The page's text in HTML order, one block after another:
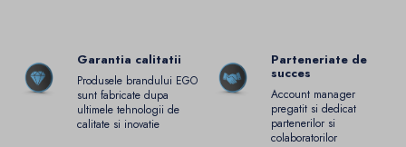
Garantia calitatii
Produsele brandului EGO
sunt fabricate dupa
ultimele tehnologii de
calitate si inovatie
Parteneriate de
succes
Account manager
pregatit si dedicat
partenerilor si
colaboratorilor